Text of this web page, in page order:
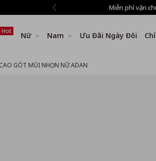
Miễn phí vận
Hot Nữ Nam Ưu Đãi Ngày Đôi
GÓT MŨI NHỌN NỮ ADAN